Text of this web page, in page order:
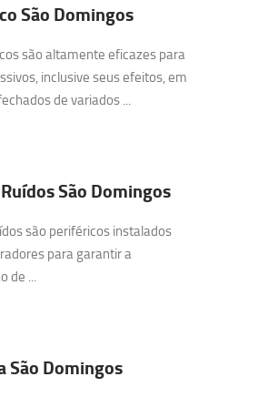
São Domingos
são altamente eficazes para
inclusive seus efeitos, em
de variados ...
São Domingos
são periféricos instalados
para garantir a
de ...
São Domingos